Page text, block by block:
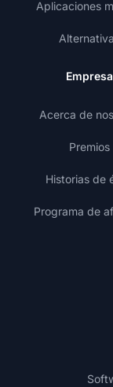
Aplicaciones
Empresa
Acerca de
Premios
Historias de
Programa de